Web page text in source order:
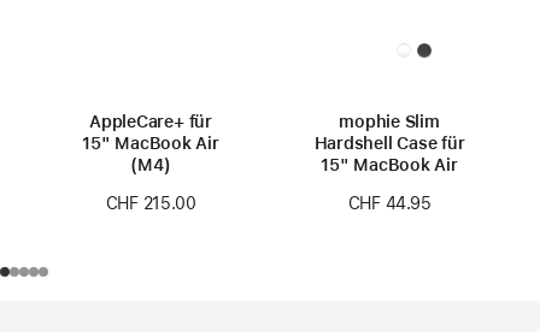
AppleCare+ für
15" MacBook Air
(M4)
CHF 215.00
mophie Slim
Hardshell Case für
15" MacBook Air
CHF 44.95